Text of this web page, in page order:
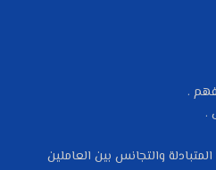
.
.
والتجانس بين العاملين